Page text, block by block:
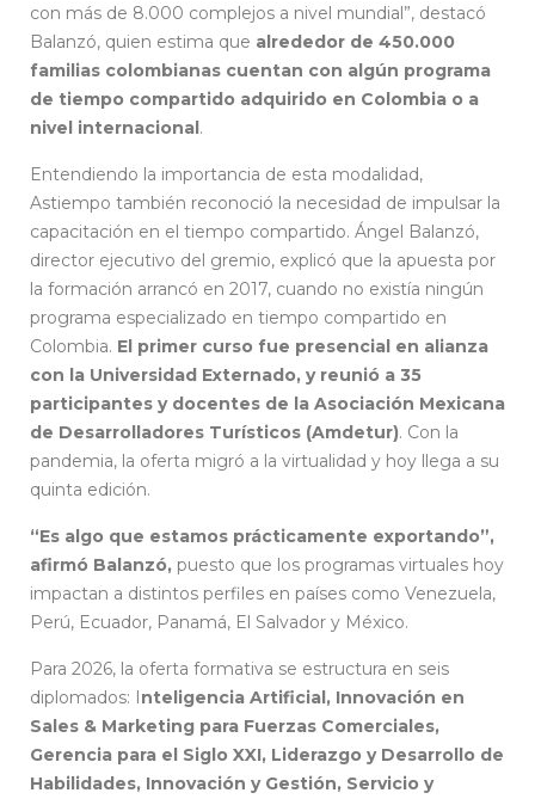
con más de 8.000 complejos a nivel mundial”, destacó
Balanzó, quien estima que alrededor de 450.000
familias colombianas cuentan con algún programa
de tiempo compartido adquirido en Colombia o a
nivel internacional.
Entendiendo la importancia de esta modalidad,
Astiempo también reconoció la necesidad de impulsar la
capacitación en el tiempo compartido. Ángel Balanzó,
director ejecutivo del gremio, explicó que la apuesta por
la formación arrancó en 2017, cuando no existía ningún
programa especializado en tiempo compartido en
Colombia. El primer curso fue presencial en alianza
con la Universidad Externado, y reunió a 35
participantes y docentes de la Asociación Mexicana
de Desarrolladores Turísticos (Amdetur). Con la
pandemia, la oferta migró a la virtualidad y hoy llega a su
quinta edición.
“Es algo que estamos prácticamente exportando”,
afirmó Balanzó, puesto que los programas virtuales hoy
impactan a distintos perfiles en países como Venezuela,
Perú, Ecuador, Panamá, El Salvador y México.
Para 2026, la oferta formativa se estructura en seis
diplomados: Inteligencia Artificial, Innovación en
Sales & Marketing para Fuerzas Comerciales,
Gerencia para el Siglo XXI, Liderazgo y Desarrollo de
Habilidades, Innovación y Gestión, Servicio y